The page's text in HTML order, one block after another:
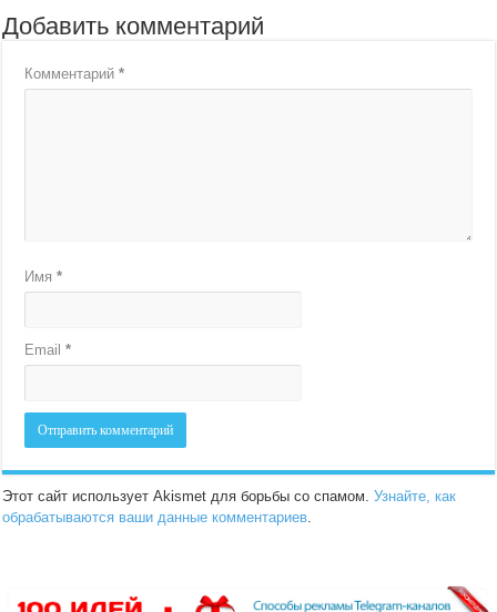
Добавить комментарий
Комментарий*
Имя*
Email*
Этот сайт использует Akismet для борьбы со спамом.Узнайте, как
обрабатываются ваши данные комментариев.